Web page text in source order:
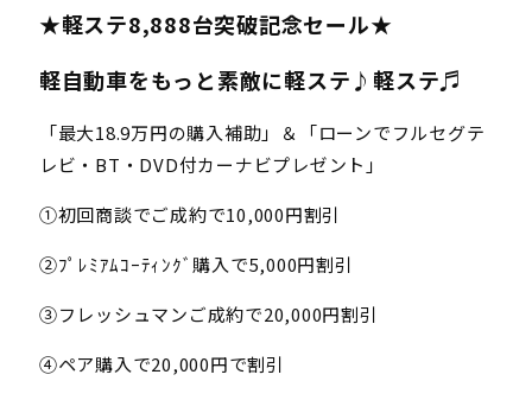
★軽ステ8,888台突破記念セール★
軽自動車をもっと素敵に軽ステ♪軽ステ♬
「最大18.9万円の購入補助」＆「ローンでフルセグテ
レビ・BT・DVD付カーナビプレゼント」
①初回商談でご成約で10,000円割引
②ﾌﾟﾚﾐｱﾑｺｰﾃｨﾝｸﾞ購入で5,000円割引
③フレッシュマンご成約で20,000円割引
④ペア購入で20,000円で割引